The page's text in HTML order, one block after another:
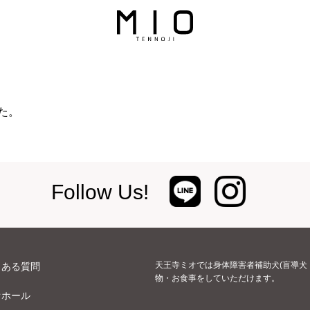
。
Follow Us!
る質問
ール
天王寺ミオでは身体障害者補助犬(盲導
物・お食事をしていただけます。